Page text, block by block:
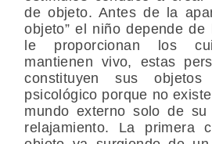
de objeto. Antes de la
objeto” el niño depende de
le proporcionan los
mantienen vivo, estas
constituyen sus
psicológico porque no
mundo externo solo de
relajamiento. La primera